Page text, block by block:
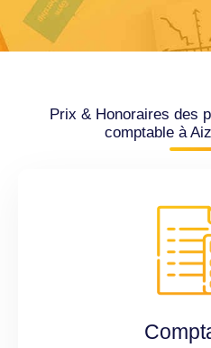
Prix & Honoraires des
comptable à